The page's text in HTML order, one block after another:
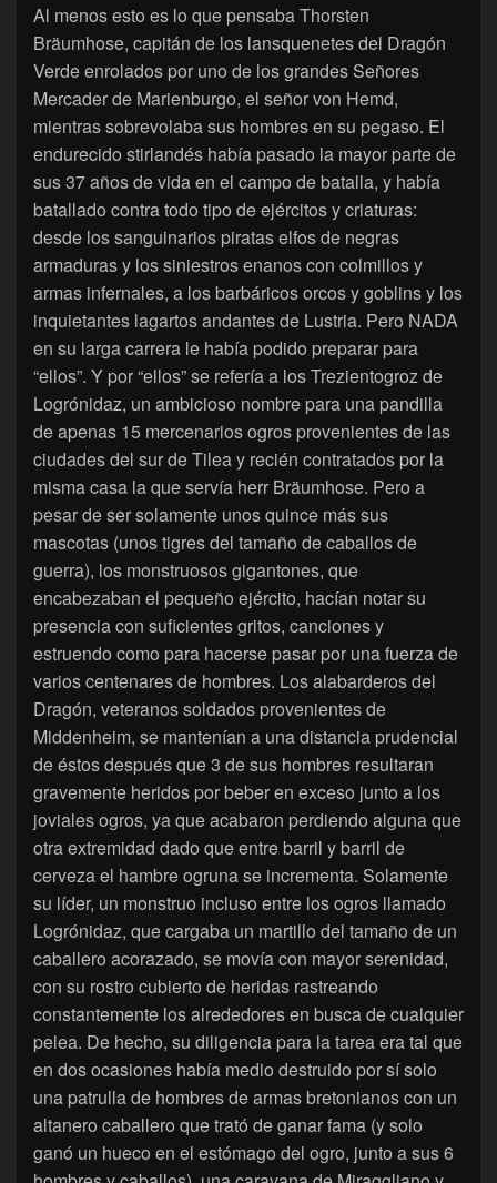
Al menos esto es lo que pensaba Thorsten
Bräumhose, capitán de los lansquenetes del Dragón
Verde enrolados por uno de los grandes Señores
Mercader de Marienburgo, el señor von Hemd,
mientras sobrevolaba sus hombres en su pegaso. El
endurecido stirlandés había pasado la mayor parte de
sus 37 años de vida en el campo de batalla, y había
batallado contra todo tipo de ejércitos y criaturas:
desde los sanguinarios piratas elfos de negras
armaduras y los siniestros enanos con colmillos y
armas infernales, a los barbáricos orcos y goblins y los
inquietantes lagartos andantes de Lustria. Pero NADA
en su larga carrera le había podido preparar para
“ellos”. Y por “ellos” se refería a los Trezientogroz de
Logrónidaz, un ambicioso nombre para una pandilla
de apenas 15 mercenarios ogros provenientes de las
ciudades del sur de Tilea y recién contratados por la
misma casa la que servía herr Bräumhose. Pero a
pesar de ser solamente unos quince más sus
mascotas (unos tigres del tamaño de caballos de
guerra), los monstruosos gigantones, que
encabezaban el pequeño ejército, hacían notar su
presencia con suficientes gritos, canciones y
estruendo como para hacerse pasar por una fuerza de
varios centenares de hombres. Los alabarderos del
Dragón, veteranos soldados provenientes de
Middenheim, se mantenían a una distancia prudencial
de éstos después que 3 de sus hombres resultaran
gravemente heridos por beber en exceso junto a los
joviales ogros, ya que acabaron perdiendo alguna que
otra extremidad dado que entre barril y barril de
cerveza el hambre ogruna se incrementa. Solamente
su líder, un monstruo incluso entre los ogros llamado
Logrónidaz, que cargaba un martillo del tamaño de un
caballero acorazado, se movía con mayor serenidad,
con su rostro cubierto de heridas rastreando
constantemente los alrededores en busca de cualquier
pelea. De hecho, su diligencia para la tarea era tal que
en dos ocasiones había medio destruido por sí solo
una patrulla de hombres de armas bretonianos con un
altanero caballero que trató de ganar fama (y solo
ganó un hueco en el estómago del ogro, junto a sus 6